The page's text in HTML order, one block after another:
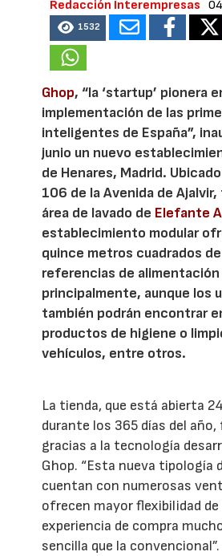
Redacción Interempresas
1532
Ghop, “la ‘startup’ pionera
implementación de las
inteligentes de España”,
junio un nuevo
de Henares, Madrid.
106 de la Avenida de
área de lavado de Elefante
establecimiento modular
quince metros cuadrados
referencias de alimentación
principalmente, aunque los
también podrán encontrar
productos de higiene o
vehículos, entre otros.
La tienda, que está abierta
durante los 365 días del
gracias a la tecnología
Ghop. “Esta nueva tipología
cuentan con numerosas
ofrecen mayor flexibilidad
experiencia de compra
sencilla que la